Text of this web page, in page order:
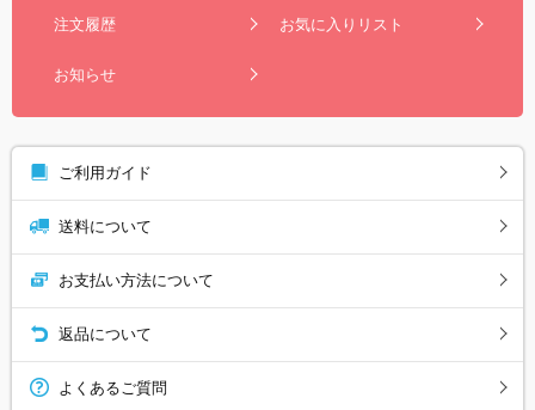
注文履歴 お気に入りリスト
お知らせ
ご利用ガイド
送料について
お支払い方法について
返品について
よくあるご質問